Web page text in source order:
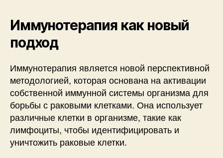
Иммунотерапия как новый
подход
Иммунотерапия является новой перспективной
методологией, которая основана на активации
собственной иммунной системы организма для
борьбы с раковыми клетками. Она использует
различные клетки в организме, такие как
лимфоциты, чтобы идентифицировать и
уничтожить раковые клетки.